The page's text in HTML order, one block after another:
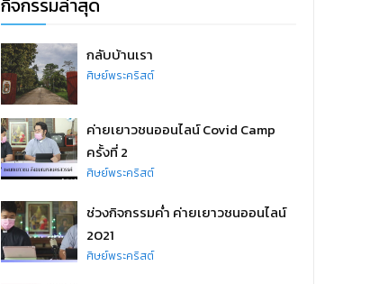
กลับบ้านเรา
ศิษย์พระคริสต์
ค่ายเยาวชนออนไลน์ Covid Camp
ครั้งที่ 2
ศิษย์พระคริสต์
ช่วงกิจกรรมค่ำ ค่ายเยาวชนออนไลน์
2021
ศิษย์พระคริสต์